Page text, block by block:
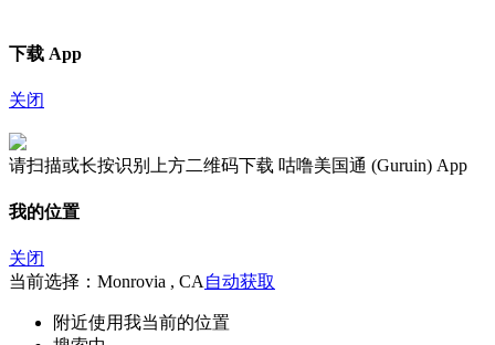
下载 App
关闭
请扫描或长按识别上方二维码下载 咕噜美国通 (Guruin) App
我的位置
关闭
当前选择：Monrovia , CA 自动获取
附近使用我当前的位置